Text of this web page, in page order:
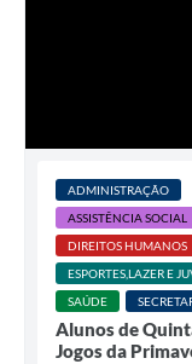
ADMINISTRAÇÃO
ASSISTÊNCIA SOCIAL
DIREITOS HUMANOS
ESPORTES,LAZER E
SAÚDE
Alunos de
Jogos da